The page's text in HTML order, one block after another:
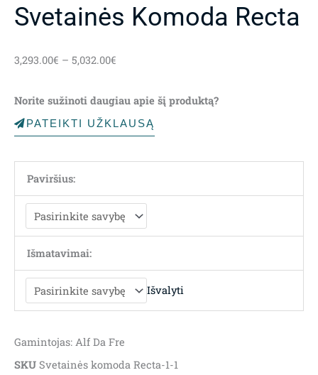
Svetainės Komoda Recta
3,293.00€ – 5,032.00€
through
5,032.00€
Norite sužinoti daugiau apie šį produktą?
PATEIKTI UŽKLAUSĄ
Paviršius:
Išmatavimai:
Išvalyti
Gamintojas: Alf Da Fre
SKU Svetainės komoda Recta-1-1